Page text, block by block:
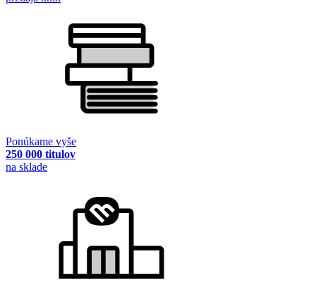
Ponúkame vyše
250 000 titulov
na sklade